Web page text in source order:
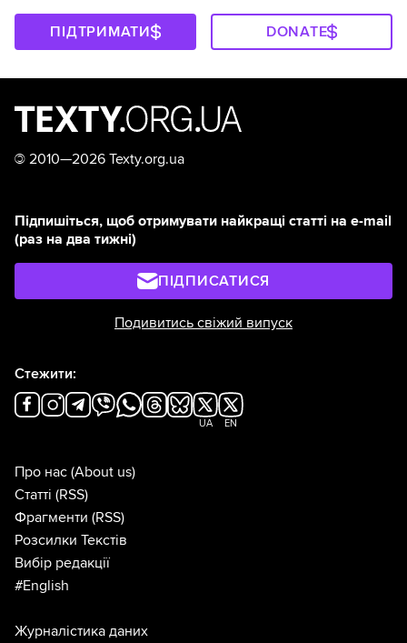
ПІДТРИМАТИ DONATE
© 2010—2026 Texty.org.ua
Підпишіться, щоб отримувати найкращі статті на e-mail
(раз на два тижні)
ПІДПИСАТИСЯ
Подивитись свіжий випуск
Стежити:
UA EN
Про нас (About us)
Статті (RSS)
Фрагменти (RSS)
Розсилки Текстів
Вибір редакції
#English
Журналістика даних